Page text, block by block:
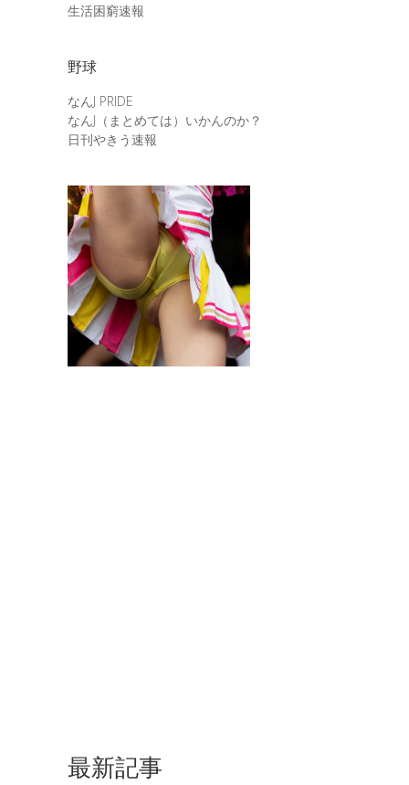
生活困窮速報
野球
なんJ PRIDE
なんJ（まとめては）いかんのか？
日刊やきう速報
最新記事